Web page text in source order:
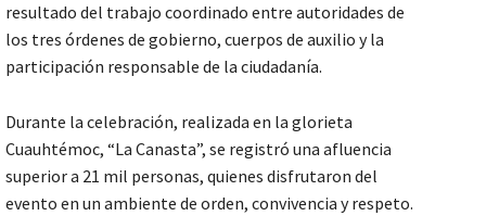
resultado del trabajo coordinado entre autoridades de
los tres órdenes de gobierno, cuerpos de auxilio y la
participación responsable de la ciudadanía.
Durante la celebración, realizada en la glorieta
Cuauhtémoc, “La Canasta”, se registró una afluencia
superior a 21 mil personas, quienes disfrutaron del
evento en un ambiente de orden, convivencia y respeto.